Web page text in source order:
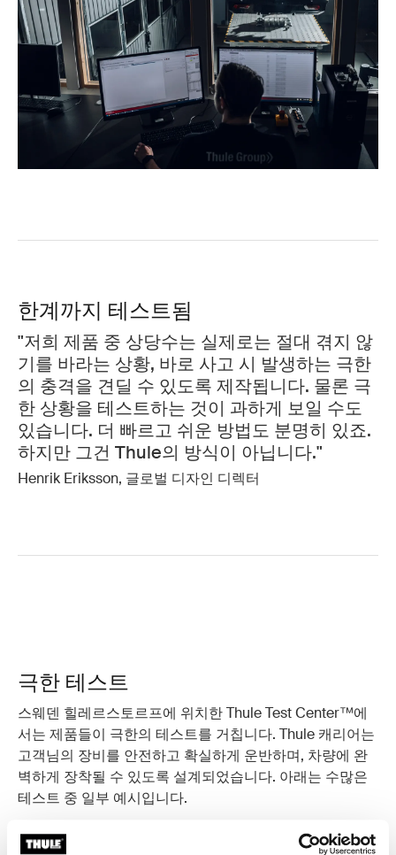
한계까지 테스트됨
"저희 제품 중 상당수는 실제로는 절대 겪지 않
기를 바라는 상황, 바로 사고 시 발생하는 극한
의 충격을 견딜 수 있도록 제작됩니다. 물론 극
한 상황을 테스트하는 것이 과하게 보일 수도
있습니다. 더 빠르고 쉬운 방법도 분명히 있죠.
하지만 그건 Thule의 방식이 아닙니다."
Henrik Eriksson, 글로벌 디자인 디렉터
극한 테스트
스웨덴 힐레르스토르프에 위치한 Thule Test Center™에
서는 제품들이 극한의 테스트를 거칩니다. Thule 캐리어는
고객님의 장비를 안전하고 확실하게 운반하며, 차량에 완
벽하게 장착될 수 있도록 설계되었습니다. 아래는 수많은
테스트 중 일부 예시입니다.
충돌 테스트